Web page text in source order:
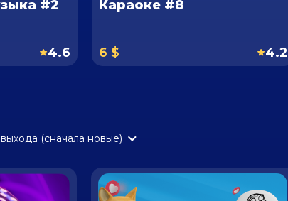
#2
4.6
Караоке #8
6 $ 4.2
(сначала новые)